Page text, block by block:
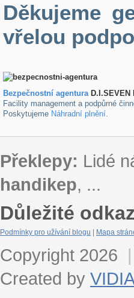
Děkujeme
vřelou
Bezpečnostní agenturaD.I.SEVEN
Facility management a podpůrné
Poskytujeme Náhradní plnění.
Překlepy: Lidé
handikep, ...
Důležité
Podmínky pro užívání blogu Mapa
Copyright 2026 |
Created by